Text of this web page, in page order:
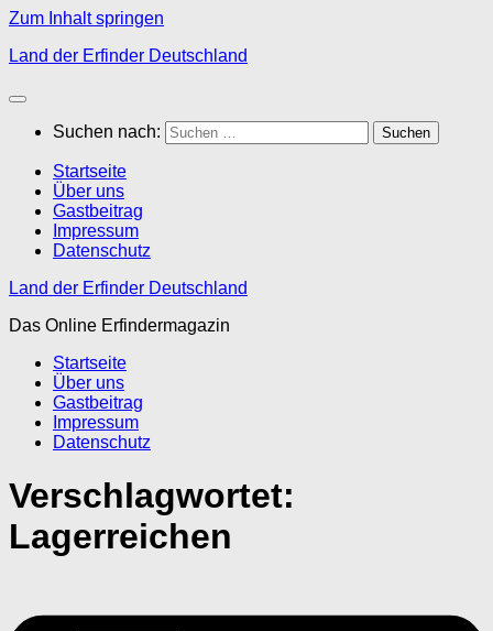
Zum Inhalt springen
Land der Erfinder Deutschland
Suchen nach:
Startseite
Über uns
Gastbeitrag
Impressum
Datenschutz
Land der Erfinder Deutschland
Das Online Erfindermagazin
Startseite
Über uns
Gastbeitrag
Impressum
Datenschutz
Verschlagwortet:
Lagerreichen